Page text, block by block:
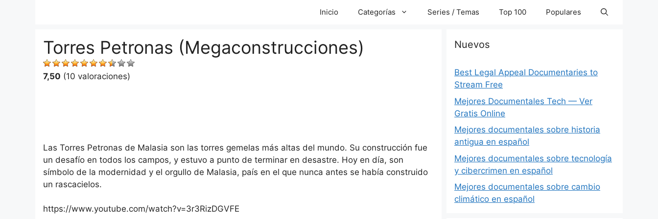
Inicio Categorías Series / Temas Top 100 Populares
Torres Petronas (Megaconstrucciones)
7,50 (10 valoraciones)
Las Torres Petronas de Malasia son las torres gemelas más altas del mundo. Su construcción fue
un desafío en todos los campos, y estuvo a punto de terminar en desastre. Hoy en día, son
símbolo de la modernidad y el orgullo de Malasia, país en el que nunca antes se había construido
un rascacielos.
https://www.youtube.com/watch?v=3r3RizDGVFE
Nuevos
Best Legal Appeal Documentaries to
Stream Free
Mejores Documentales Tech — Ver
Gratis Online
Mejores documentales sobre historia
antigua en español
Mejores documentales sobre tecnología
y cibercrimen en español
Mejores documentales sobre cambio
climático en español